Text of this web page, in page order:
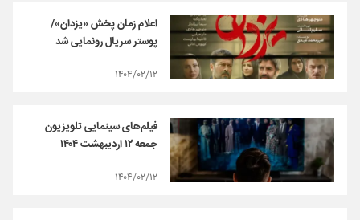
اعلام زمان پخش «یزدان»/
پوستر سریال رونمایی شد
۱۴۰۴/۰۲/۱۲
فیلم‌های سینمایی تلویزیون
جمعه ۱۲ اردیبهشت ۱۴۰۴
۱۴۰۴/۰۲/۱۲